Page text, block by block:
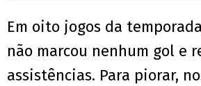
Em oito jogos da
não marcou nenhum gol e
assistências. Para piorar,